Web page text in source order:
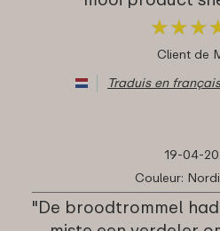
★★★
★★★
Client de
Traduis en français
19-04-
Couleur:
"De broodtrommel